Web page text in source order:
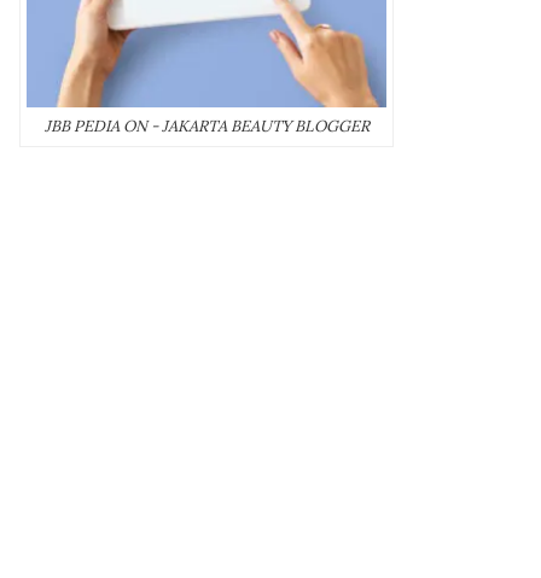
JBB PEDIA ON - JAKARTA BEAUTY BLOGGER